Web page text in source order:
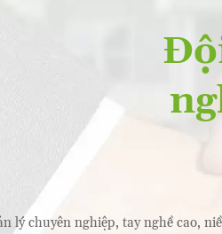
lý chuyên nghiệp, tay nghề cao,